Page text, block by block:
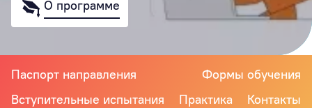
О программе
Паспорт направления
Формы обучения
Вступительные испытания
Практика Контакты